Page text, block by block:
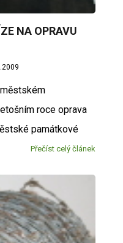
NA OPRAVU
roce oprava
památkové
Přečíst celý článek